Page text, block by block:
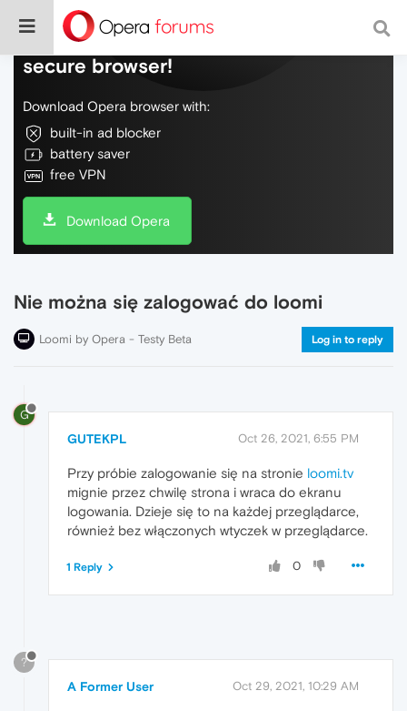
Do more on the web, with a fast and
secure browser!
Download Opera browser with:
built-in ad blocker
battery saver
free VPN
Download Opera
Nie można się zalogować do loomi
Loomi by Opera - Testy Beta Log in to reply
G
GUTEKPL Oct 26, 2021, 6:55 PM
Przy próbie zalogowanie się na stronie loomi.tv
mignie przez chwilę strona i wraca do ekranu
logowania. Dzieje się to na każdej przeglądarce,
również bez włączonych wtyczek w przeglądarce.
0
1 Reply
?
A Former User Oct 29, 2021, 10:29 AM